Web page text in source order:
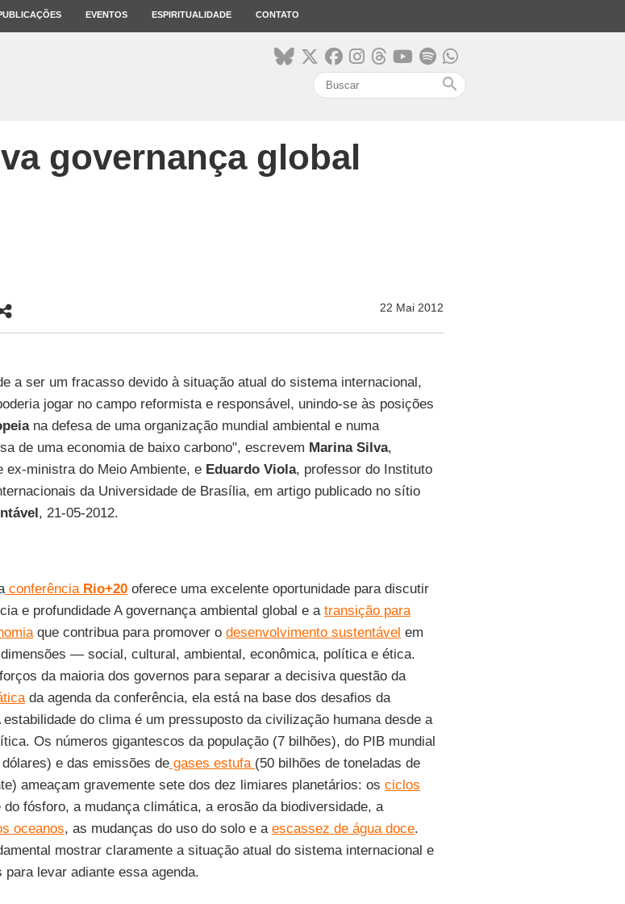
EVENTOS ESPIRITUALIDADE CONTATO
search
governança global
22 Mai 2012
a ser um fracasso devido à situação atual do sistema internacional,
jogar no campo reformista e responsável, unindo-se às posições
na defesa de uma organização mundial ambiental e numa
de uma economia de baixo carbono", escrevem Marina Silva,
ex-ministra do Meio Ambiente, e Eduardo Viola, professor do Instituto
da Universidade de Brasília, em artigo publicado no sítio
, 21-05-2012.
conferência Rio+20oferece uma excelente oportunidade para discutir
e profundidade A governança ambiental global e a transição para
que contribua para promover o desenvolvimento sustentável em
— social, cultural, ambiental, econômica, política e ética.
da maioria dos governos para separar a decisiva questão da
da agenda da conferência, ela está na base dos desafios da
estabilidade do clima é um pressuposto da civilização humana desde a
Os números gigantescos da população (7 bilhões), do PIB mundial
e das emissões degases estufa (50 bilhões de toneladas de
ameaçam gravemente sete dos dez limiares planetários: os ciclos
fósforo, a mudança climática, a erosão da biodiversidade, a
oceanos, as mudanças do uso do solo e a escassez de água doce.
mostrar claramente a situação atual do sistema internacional e
para levar adiante essa agenda.